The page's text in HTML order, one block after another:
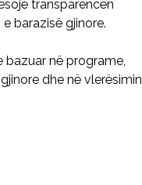
transparencën
barazisë gjinore.
bazuar në programe,
dhe në vlerësimin